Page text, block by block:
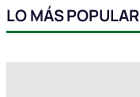
LO MÁS POPULAR